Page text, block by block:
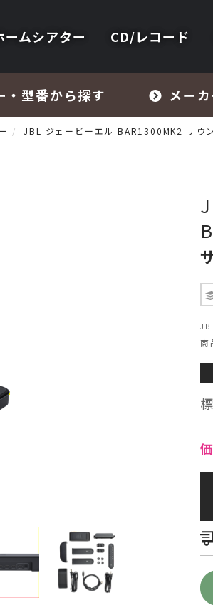
ームシアター CD/レコード
・型番から探す メー
オその他
JBL ジェービーエル BAR1300MK2 サウ
商